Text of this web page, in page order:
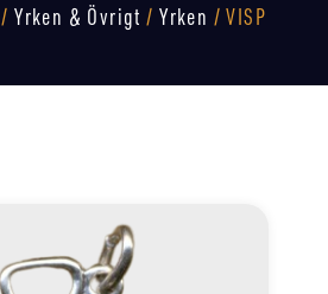
/Yrken & Övrigt /Yrken / VISP